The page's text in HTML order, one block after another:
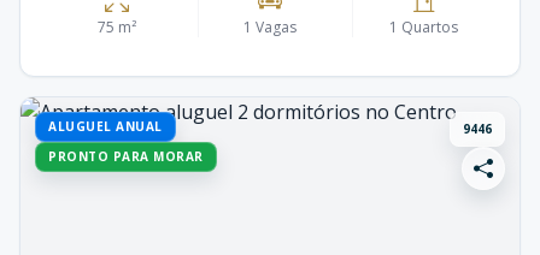
75 m² 1 Vagas 1 Quartos
ALUGUEL ANUAL
PRONTO PARA MORAR
9446